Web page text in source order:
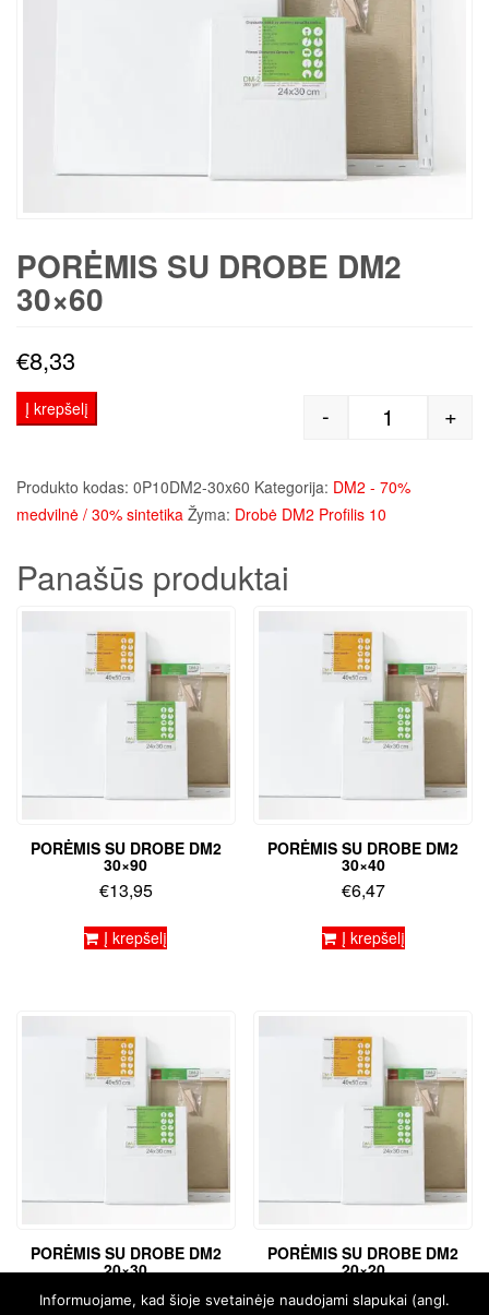
PORĖMIS SU DROBE DM2
30×60
€8,33
produkto
- +
Į krepšelį
Produkto kodas: 0P10DM2-30x60 Kategorija: DM2 - 70%
medvilnė / 30% sintetika Žyma: Drobė DM2 Profilis 10
Panašūs produktai
PORĖMIS SU DROBE DM2
30×90
€13,95
Į krepšelį
PORĖMIS SU DROBE DM2
30×40
€6,47
Į krepšelį
PORĖMIS SU DROBE DM2
20×30
€5,01
PORĖMIS SU DROBE DM2
20×20
€ 4,36
Informuojame, kad šioje svetainėje naudojami slapukai (angl.